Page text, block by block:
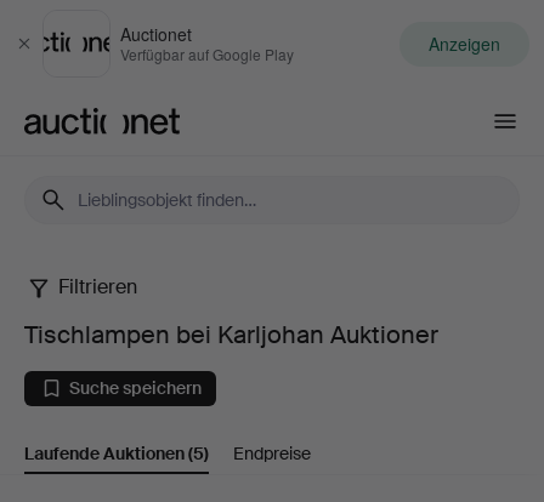
Schließen
Auctionet
Verfügbar auf Google Play Anzeigen
Tischlampen
bei
Karljohan
Auktioner
Filtrieren
Tischlampen bei Karljohan Auktioner
Suche speichern
Laufende Auktionen(5) Endpreise